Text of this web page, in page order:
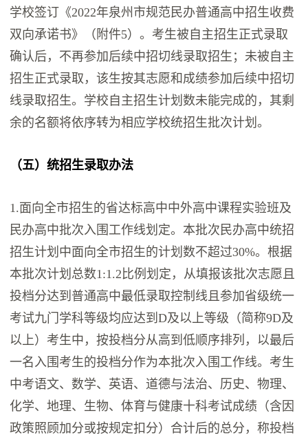
学校签订《2022年泉州市规范民办普通高中招生收费
双向承诺书》（附件5）。考生被自主招生正式录取
确认后，不再参加后续中招切线录取招生；未被自主
招生正式录取，该生按其志愿和成绩参加后续中招切
线录取招生。学校自主招生计划数未能完成的，其剩
余的名额将依序转为相应学校统招生批次计划。
（五）统招生录取办法
1.面向全市招生的省达标高中中外高中课程实验班及
民办高中批次入围工作线划定。本批次民办高中统招
招生计划中面向全市招生的计划数不超过30%。根据
本批次计划总数1:1.2比例划定，从填报该批次志愿且
投档分达到普通高中最低录取控制线且参加省级统一
考试九门学科等级均应达到D及以上等级（简称9D及
以上）考生中，按投档分从高到低顺序排列，以最后
一名入围考生的投档分作为本批次入围工作线。考生
中考语文、数学、英语、道德与法治、历史、物理、
化学、地理、生物、体育与健康十科考试成绩（含因
政策照顾加分或按规定扣分）合计后的总分，称投档